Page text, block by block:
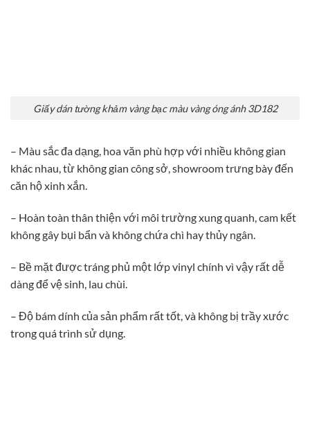
Giấy dán tường khảm vàng bạc màu vàng óng ánh 3D182
– Màu sắc đa dạng, hoa văn phù hợp với nhiều không gian
khác nhau, từ không gian công sở, showroom trưng bày đến
căn hộ xinh xắn.
– Hoàn toàn thân thiện với môi trường xung quanh, cam kết
không gây bụi bẩn và không chứa chì hay thủy ngân.
– Bề mặt được tráng phủ một lớp vinyl chính vì vậy rất dễ
dàng để vệ sinh, lau chùi.
– Độ bám dính của sản phẩm rất tốt, và không bị trầy xước
trong quá trình sử dụng.